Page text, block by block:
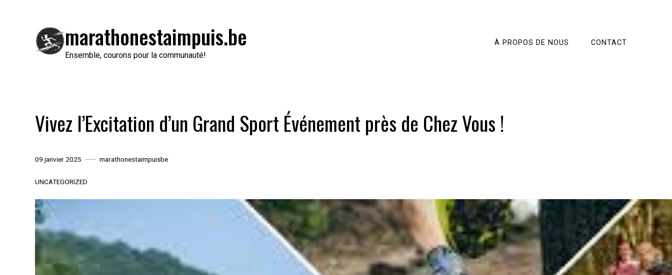
marathonestaimpuis.be
Ensemble, courons pour la communauté!
À PROPOS DE NOUS CONTACT
Vivez l’Excitation d’un Grand Sport Événement près de Chez Vous !
09 janvier 2025 marathonestaimpuisbe
UNCATEGORIZED